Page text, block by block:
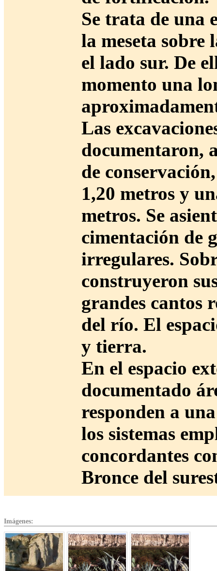
Se trata de una
la meseta sobre
el lado sur. De
momento una
Las
documentaron,
de
1,20 metros y
metros. Se
cimentación de
irregulares.
construyeron
grandes cantos
del río. El
y tierra.
En el espacio
documentado
responden a
los sistemas
concordantes
Bronce del
Imágenes: